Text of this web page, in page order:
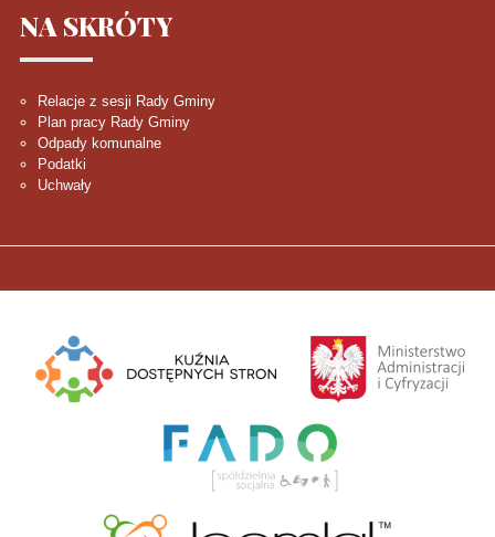
NA SKRÓTY
Relacje z sesji Rady Gminy
Plan pracy Rady Gminy
Odpady komunalne
Podatki
Uchwały